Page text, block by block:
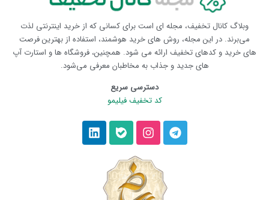
وبلاگ کانال تخفیف، مجله ای است برای کسانی که از خرید اینترنتی لذت
می‌برند. در این مجله، روش های خرید هوشمند، استفاده از بهترین فرصت
های خرید و کدهای تخفیف ارائه می شود. همچنین، فروشگاه ها و استارت آپ
های جدید و جذاب به مخاطبان معرفی می‌شود.
دسترسی سریع
کد تخفیف فیلیمو